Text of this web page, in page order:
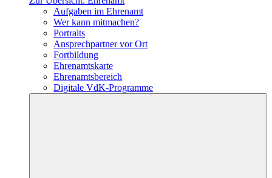
Aufgaben im Ehrenamt
Wer kann mitmachen?
Portraits
Ansprechpartner vor Ort
Fortbildung
Ehrenamtskarte
Ehrenamtsbereich
Digitale VdK-Programme